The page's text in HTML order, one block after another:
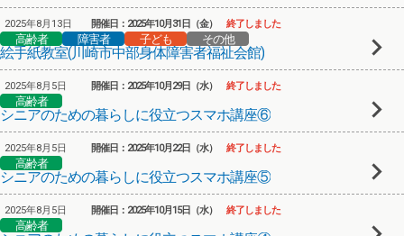
2025年8月13日
高齢者 障害者 子ども その他
絵手紙教室(川崎市中部身体障害者福祉会館)
開催日：2025年10月31日（金） 終了しました
2025年8月5日
高齢者
シニアのための暮らしに役立つスマホ講座⑥
開催日：2025年10月29日（水） 終了しました
2025年8月5日
高齢者
シニアのための暮らしに役立つスマホ講座⑤
開催日：2025年10月22日（水） 終了しました
2025年8月5日
高齢者
開催日：2025年10月15日（水） 終了しました